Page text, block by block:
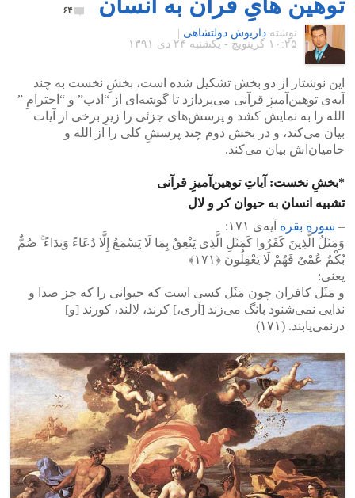
۶۴
نوشته داریوش دولتشاهی
۱۰:۲۵ گرينويچ - یکشنبه ۲۴ دی ۱۳۹۱
این نوشتار از دو بخش تشکیل شده است، بخشِ نخست به چند
آیه‌ی توهین‌آمیزِ قرآنی می‌پردازد تا گوشه‌ای از “ادب” و “احترامِ ”
الله را به نمایش کشد و پرسش‌های جزئی را زیرِ برخی‌ از آیات
بیان می‌کند، و در بخش دوم چند پرسشِ کلی‌ را از الله و
حامیان‌اش بیان می‌کند.
*بخشِ نخست: آیاتِ توهین‌آمیزِ قرآنی
تشبیه انسان به حیوان کر و لال
– سوره بقره آیه‌ی ۱۷۱:
وَمَثَلُ الَّذِینَ کَفَرُ‌وا کَمَثَلِ الَّذِی یَنْعِقُ بِمَا لَا یَسْمَعُ إِلَّا دُعَاءً وَنِدَاءً ۚ صُمٌّ
بُکْمٌ عُمْیٌ فَهُمْ لَا یَعْقِلُونَ ﴿١٧١﴾
یعنی‌:
و مَثَل کافران چون مَثَل کسى است که حیوانى را که جز صدا و
ندایى نمى‌شنود بانگ مى‌زند [آرى،] کرند، لالند، کورند [و]
درنمى‌یابند. (۱۷۱)